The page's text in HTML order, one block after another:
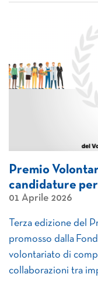
Premio
candidature
01 Aprile 2026
Terza edizione del
promosso dalla
volontariato di
collaborazioni tra